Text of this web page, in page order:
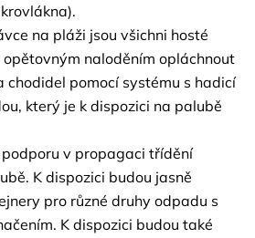
na pláži jsou všichni hosté
naloděním opláchnout
chodidel pomocí systému s hadicí
který je k dispozici na palubě
v propagaci třídění
K dispozici budou jasně
pro různé druhy odpadu s
K dispozici budou také